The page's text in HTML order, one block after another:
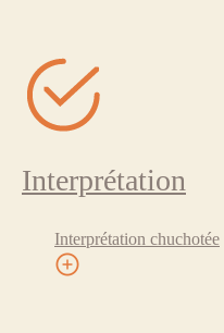
Interprétation
Interprétation chuchotée